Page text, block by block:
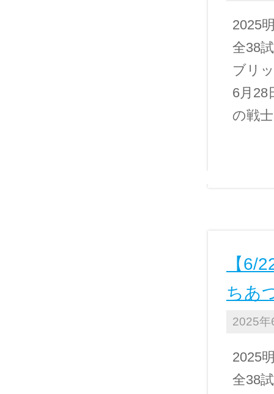
2025
全38
ブリ
6月
の戦
【6/
ちあ
2025年
2025
全38